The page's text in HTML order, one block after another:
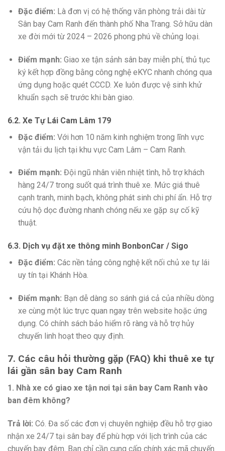
Đặc điểm: Là đơn vị có hệ thống văn phòng trải dài từ
Sân bay Cam Ranh đến thành phố Nha Trang. Sở hữu dàn
xe đời mới từ 2024 – 2026 phong phú về chủng loại.
Điểm mạnh: Giao xe tận sảnh sân bay miễn phí, thủ tục
ký kết hợp đồng bằng công nghệ eKYC nhanh chóng qua
ứng dụng hoặc quét CCCD. Xe luôn được vệ sinh khử
khuẩn sạch sẽ trước khi bàn giao.
6.2. Xe Tự Lái Cam Lâm 179
Đặc điểm: Với hơn 10 năm kinh nghiệm trong lĩnh vực
vận tải du lịch tại khu vực Cam Lâm – Cam Ranh.
Điểm mạnh: Đội ngũ nhân viên nhiệt tình, hỗ trợ khách
hàng 24/7 trong suốt quá trình thuê xe. Mức giá thuê
cạnh tranh, minh bạch, không phát sinh chi phí ẩn. Hỗ trợ
cứu hộ dọc đường nhanh chóng nếu xe gặp sự cố kỹ
thuật.
6.3. Dịch vụ đặt xe thông minh BonbonCar / Sigo
Đặc điểm: Các nền tảng công nghệ kết nối chủ xe tự lái
uy tín tại Khánh Hòa.
Điểm mạnh: Bạn dễ dàng so sánh giá cả của nhiều dòng
xe cùng một lúc trực quan ngay trên website hoặc ứng
dụng. Có chính sách bảo hiểm rõ ràng và hỗ trợ hủy
chuyến linh hoạt theo quy định.
7. Các câu hỏi thường gặp (FAQ) khi thuê xe tự
lái gần sân bay Cam Ranh
1. Nhà xe có giao xe tận nơi tại sân bay Cam Ranh vào
ban đêm không?
Trả lời: Có. Đa số các đơn vị chuyên nghiệp đều hỗ trợ giao
nhận xe 24/7 tại sân bay để phù hợp với lịch trình của các
chuyến bay đêm. Bạn chỉ cần cung cấp chính xác mã chuyến